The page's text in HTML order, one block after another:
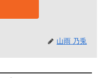
山雨 乃兎